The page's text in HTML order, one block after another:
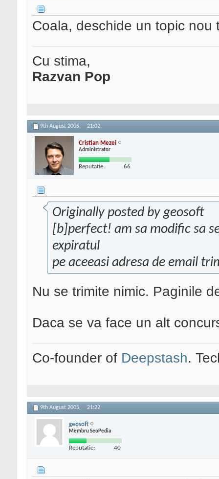
Coala, deschide un topic
Cu stima,
Razvan Pop
9th August 2005, 21:02
Cristian Mezei
Administrator
Reputatie: 66
Originally posted by geosoft
[b]perfect! am sa modific sa
expiratul
pe aceeasi adresa de email
Nu se trimite nimic. Paginile
Daca se va face un alt
Co-founder of Deepstash.
9th August 2005, 21:22
geosoft
Membru SeoPedia
Reputatie: 40